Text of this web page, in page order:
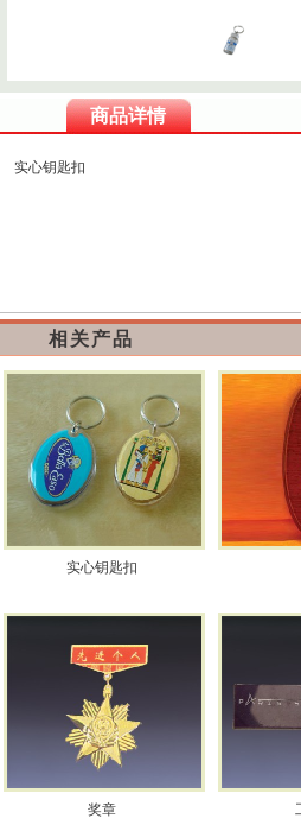
商品详情
实心钥匙扣
相关产品
实心钥匙扣
奖章